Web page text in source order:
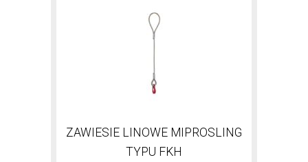
ZAWIESIE LINOWE MIPROSLING
TYPU FKH